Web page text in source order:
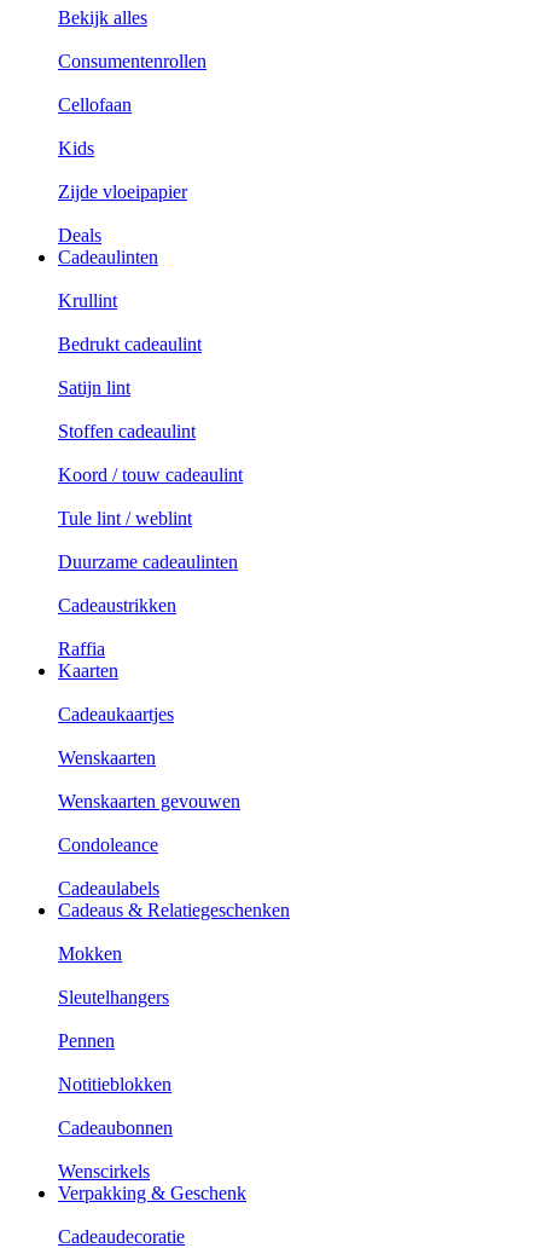
Bekijk alles
Consumentenrollen
Cellofaan
Kids
Zijde vloeipapier
Deals
Cadeaulinten
Krullint
Bedrukt cadeaulint
Satijn lint
Stoffen cadeaulint
Koord / touw cadeaulint
Tule lint / weblint
Duurzame cadeaulinten
Cadeaustrikken
Raffia
Kaarten
Cadeaukaartjes
Wenskaarten
Wenskaarten gevouwen
Condoleance
Cadeaulabels
Cadeaus & Relatiegeschenken
Mokken
Sleutelhangers
Pennen
Notitieblokken
Cadeaubonnen
Wenscirkels
Verpakking & Geschenk
Cadeaudecoratie